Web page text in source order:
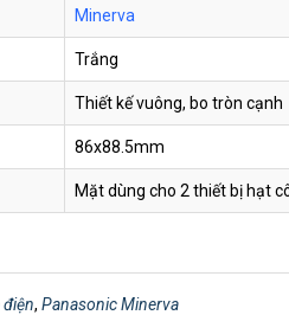
Minerva
Trắng
Thiết kế vuông, bo tròn cạnh
86x88.5mm
Mặt dùng cho 2 thiết bị hạt
điện, Panasonic Minerva